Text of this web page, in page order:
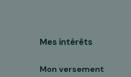
Mes intérêts
Mon versement